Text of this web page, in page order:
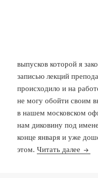
выпусков которой я
записью лекций
происходило и на
не могу обойти своим
в нашем московском
нам диковину под
конце января и уже
этом.Читать далее